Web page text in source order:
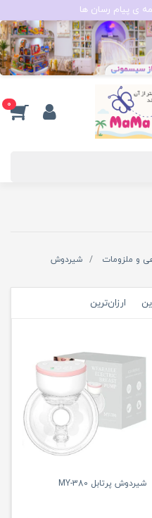
ی پیام رسان ها
0
و ملزومات
شیردوش
ارزان‌ترین
شیردوش پرتابل MY-380